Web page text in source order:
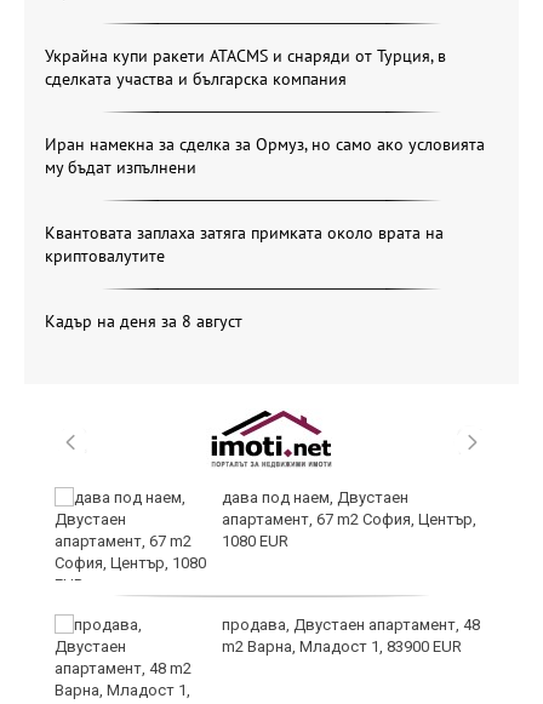
Украйна купи ракети ATACMS и снаряди от Турция, в
сделката участва и българска компания
Иран намекна за сделка за Ормуз, но само ако условията
му бъдат изпълнени
Квантовата заплаха затяга примката около врата на
криптовалутите
Кадър на деня за 8 август
дава под наем, Двустаен
апартамент, 67 m2 София, Център,
1080 EUR
продава, Двустаен апартамент, 48
m2 Варна, Младост 1, 83900 EUR